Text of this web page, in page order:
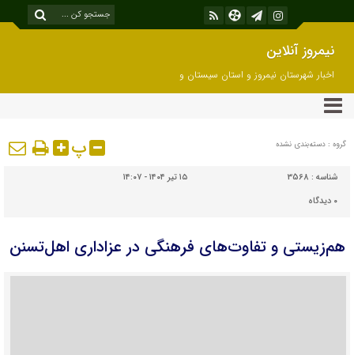
نیمروز آنلاین
اخبار شهرستان نیمروز و استان سیستان و
بلوچستان
گروه : دسته‌بندی نشده پ
شناسه : 3568
۱۵ تیر ۱۴۰۴ - ۱۴:۰۷
۰ دیدگاه
هم‌زیستی و تفاوت‌های فرهنگی در عزاداری اهل‌تسنن